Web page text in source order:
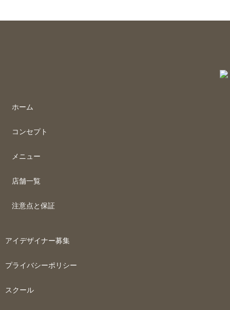
ホーム
コンセプト
メニュー
店舗一覧
注意点と保証
アイデザイナー募集
プライバシーポリシー
スクール